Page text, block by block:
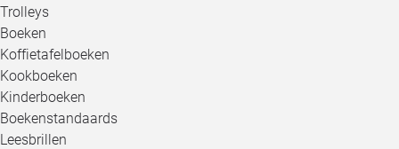
Trolleys
Boeken
Koffietafelboeken
Kookboeken
Kinderboeken
Boekenstandaards
Leesbrillen